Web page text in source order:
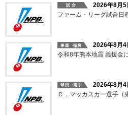
2026年8月5
ファーム・リーグ試合日
2026年8月4
令和8年熊本地震 義援金
2026年8月4
Ｃ．マッカスカー選手（